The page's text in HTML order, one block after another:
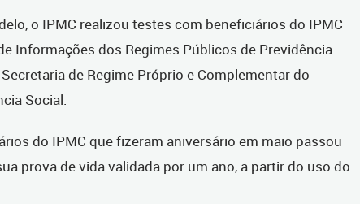
o IPMC realizou testes com beneficiários do IPMC
Informações dos Regimes Públicos de Previdência
Secretaria de Regime Próprio e Complementar do
Social.
do IPMC que fizeram aniversário em maio passou
prova de vida validada por um ano, a partir do uso do